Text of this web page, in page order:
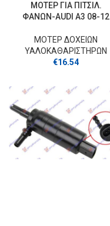
ΜΟΤΕΡ ΓΙΑ ΠΙΤΣΙΛ.
ΦΑΝΩΝ-AUDI A3 08-12
ΜΟΤΕΡ ΔΟΧΕΙΩΝ
ΥΑΛΟΚΑΘΑΡΙΣΤΗΡΩΝ
€16.54